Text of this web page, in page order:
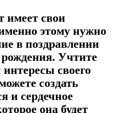
имеет свои
этому нужно
в поздравлении
Учтите
своего
создать
и сердечное
она будет